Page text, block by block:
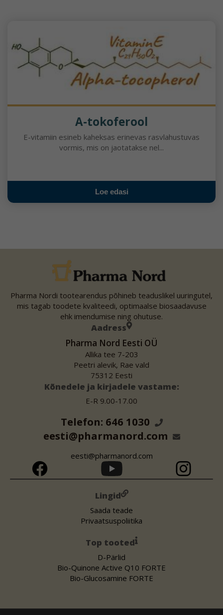
A-tokoferool
E-vitamiin esineb kaheksas erinevas rasvlahustuvas
vormis, mis on jaotatakse nel...
Loe edasi
Pharma Nordi tootearendus põhineb teaduslikel uuringutel,
mis tagab toodete kvaliteedi, optimaalse biosaadavuse
ehk imendumise ning ohutuse.
Aadress
Pharma Nord Eesti OÜ
Allika tee 7-203
Peetri alevik, Rae vald
75312 Eesti
Kõnedele ja kirjadele vastame:
E-R 9.00-17.00
Telefon: 646 1030
eesti@pharmanord.com
eesti@pharmanord.com
Lingid
Saada teade
Privaatsuspoliitika
Top tooted
D-Pärlid
Bio-Quinone Active Q10 FORTE
Bio-Glucosamine FORTE